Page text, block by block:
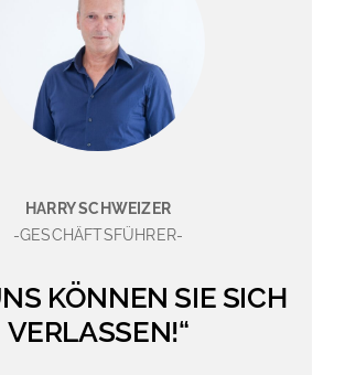
HARRY SCHWEIZER
-GESCHÄFTSFÜHRER-
KÖNNEN SIE SICH
VERLASSEN!“